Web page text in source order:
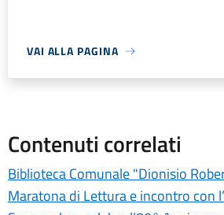
VAI ALLA PAGINA
Contenuti correlati
Biblioteca Comunale "Dionisio
Maratona di Lettura e incontro con